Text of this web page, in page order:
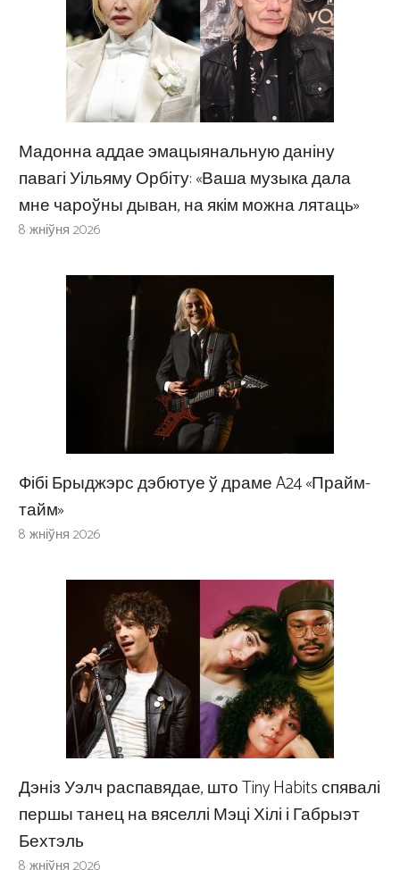
Мадонна аддае эмацыянальную даніну
павагі Уільяму Орбіту: «Ваша музыка дала
мне чароўны дыван, на якім можна лятаць»
8 жніўня 2026
Фібі Брыджэрс дэбютуе ў драме A24 «Прайм-
тайм»
8 жніўня 2026
Дэніз Уэлч распавядае, што Tiny Habits спявалі
першы танец на вяселлі Мэці Хілі і Габрыэт
Бехтэль